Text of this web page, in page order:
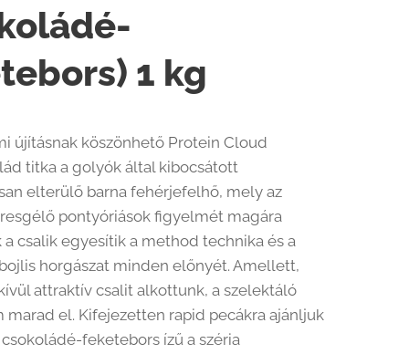
1 kg
újításnak köszönhető Protein Cloud
titka a golyók által kibocsátott
elterülő barna fehérjefelhő, mely az
pontyóriások figyelmét magára
a csalik egyesítik a method technika és a
horgászat minden előnyét. Amellett,
attraktív csalit alkottunk, a szelektáló
marad el. Kifejezetten rapid pecákra ajánljuk
csokoládé-feketebors ízű a széria